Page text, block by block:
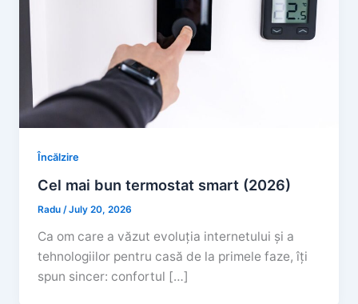
Încălzire
Cel mai bun termostat smart (2026)
Radu/July 20, 2026
Ca om care a văzut evoluția internetului și a
tehnologiilor pentru casă de la primele faze, îți
spun sincer: confortul […]